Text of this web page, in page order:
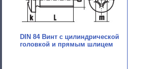
DIN 84 Винт с цилиндрической
головкой и прямым шлицем